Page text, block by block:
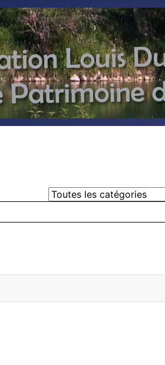
Select a Category to filter